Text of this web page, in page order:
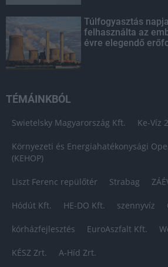
Túlfogyasztás
felhasználta az
évre elegendő
TÉMÁINKBÓL
Swietelsky Magyarország Kft. Ke-Víz
Környezeti és Energiahatékonysági
(KEHOP)
Liszt Ferenc repülőtér Strabag
Hódút Kft. HE-DO Kft. szennyvíz
kórházfejlesztés EuroAszfalt Kft.
KÉSZ Zrt. A-Híd Zrt.